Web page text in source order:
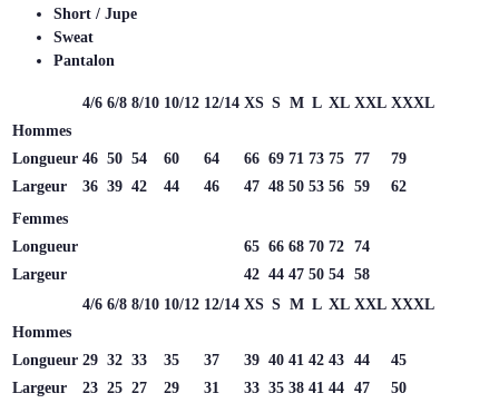
Short / Jupe
Sweat
Pantalon
4/6 6/8 8/10 10/12 12/14 XS S M L XL XXL XXXL
Hommes
Longueur 46 50 54 60 64 66 69 71 73 75 77
79
Largeur
36 39 42 44 46 47 48 50 53 56 59
62
Femmes
Longueur
65 66 68 70 72 74
Largeur
42 44 47 50 54 58
4/6 6/8 8/10 10/12 12/14 XS S M L XL XXL XXXL
Hommes
Longueur 29 32 33 35 37 39 40 41 42 43 44
45
Largeur
23 25 27 29 31 33 35 38 41 44 47
50